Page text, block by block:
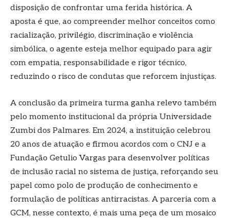
disposição de confrontar uma ferida histórica. A
aposta é que, ao compreender melhor conceitos como
racialização, privilégio, discriminação e violência
simbólica, o agente esteja melhor equipado para agir
com empatia, responsabilidade e rigor técnico,
reduzindo o risco de condutas que reforcem injustiças.
A conclusão da primeira turma ganha relevo também
pelo momento institucional da própria Universidade
Zumbi dos Palmares. Em 2024, a instituição celebrou
20 anos de atuação e firmou acordos com o CNJ e a
Fundação Getulio Vargas para desenvolver políticas
de inclusão racial no sistema de justiça, reforçando seu
papel como polo de produção de conhecimento e
formulação de políticas antirracistas. A parceria com a
GCM, nesse contexto, é mais uma peça de um mosaico